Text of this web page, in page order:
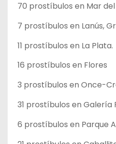
70 prostíbulos en Mar
7 prostíbulos en Lanús,
11 prostíbulos en La Plata.
16 prostíbulos en Flores
3 prostíbulos en Once-
31 prostíbulos en Galería
6 prostíbulos en Parque